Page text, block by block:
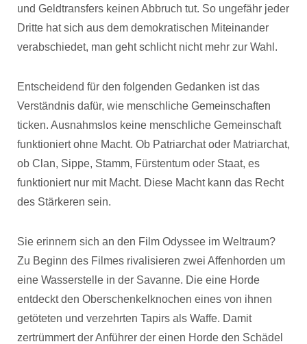
und Geldtransfers keinen Abbruch tut. So ungefähr jeder
Dritte hat sich aus dem demokratischen Miteinander
verabschiedet, man geht schlicht nicht mehr zur Wahl.
Entscheidend für den folgenden Gedanken ist das
Verständnis dafür, wie menschliche Gemeinschaften
ticken. Ausnahmslos keine menschliche Gemeinschaft
funktioniert ohne Macht. Ob Patriarchat oder Matriarchat,
ob Clan, Sippe, Stamm, Fürstentum oder Staat, es
funktioniert nur mit Macht. Diese Macht kann das Recht
des Stärkeren sein.
Sie erinnern sich an den Film Odyssee im Weltraum?
Zu Beginn des Filmes rivalisieren zwei Affenhorden um
eine Wasserstelle in der Savanne. Die eine Horde
entdeckt den Oberschenkelknochen eines von ihnen
getöteten und verzehrten Tapirs als Waffe. Damit
zertrümmert der Anführer der einen Horde den Schädel